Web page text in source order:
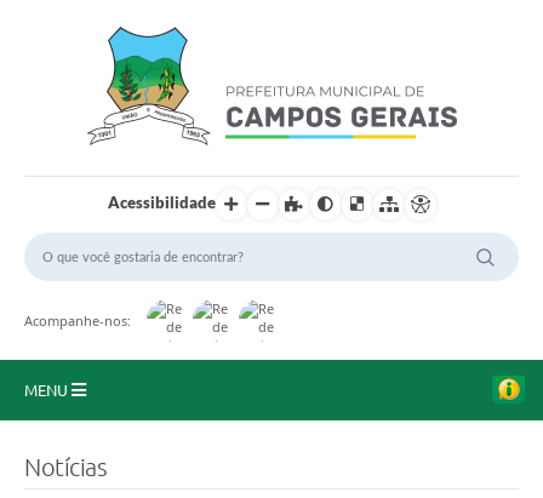
Acessibilidade
Acompanhe-nos:
MENU
Notícias